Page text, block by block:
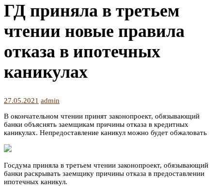
ГД приняла в третьем
чтении новые правила
отказа в ипотечных
каникулах
27.05.2021 admin
В окончательном чтении принят законопроект, обязывающий
банки объяснять заемщикам причины отказа в кредитных
каникулах. Непредоставление каникул можно будет обжаловать
Госдума приняла в третьем чтении законопроект, обязывающий
банки раскрывать заемщику причины отказа в предоставлении
ипотечных каникул.